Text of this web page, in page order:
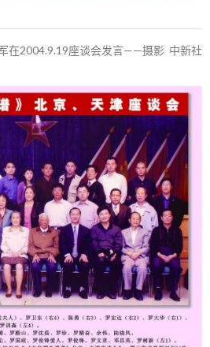
在2004.9.19座谈会发言——摄影 中新社